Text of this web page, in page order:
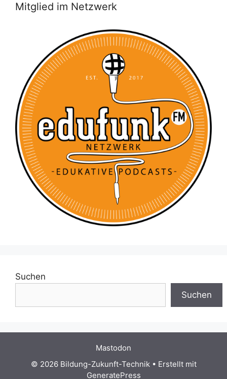
Mitglied im Netzwerk
Suchen
Suchen
Mastodon
© 2026 Bildung-Zukunft-Technik• Erstellt mit
GeneratePress